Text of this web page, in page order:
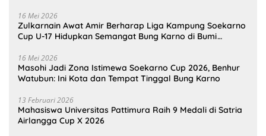
16 Mei 2026
Zulkarnain Awat Amir Berharap Liga Kampung Soekarno
Cup U-17 Hidupkan Semangat Bung Karno di Bumi
16 Mei 2026
Masohi Jadi Zona Istimewa Soekarno Cup 2026, Benhur
Watubun: Ini Kota dan Tempat Tinggal Bung Karno
13 Februari 2026
Mahasiswa Universitas Pattimura Raih 9 Medali di Satria
Airlangga Cup X 2026